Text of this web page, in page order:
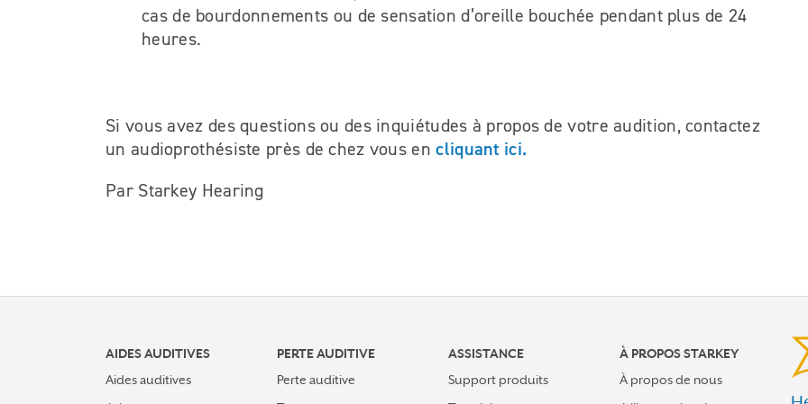
cas de bourdonnements ou de sensation d’oreille bouchée pendant plus de 24
heures.
Si vous avez des questions ou des inquiétudes à propos de votre audition, contactez
un audioprothésiste près de chez vous encliquant ici.
Par Starkey Hearing
AIDES AUDITIVES
Aides auditives
PERTE AUDITIVE
Perte auditive
ASSISTANCE
Support produits
À PROPOS STARKEY
À propos de nous